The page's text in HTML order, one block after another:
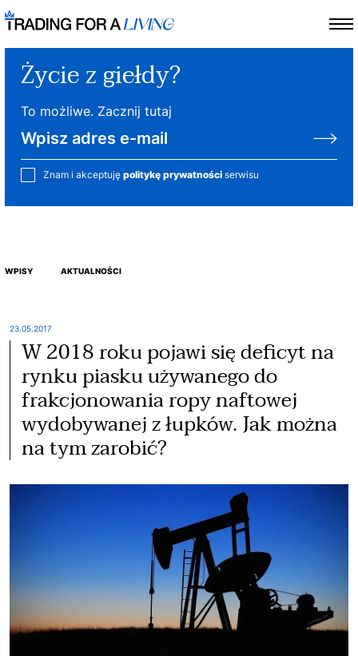
Życie z giełdy?
To możliwe. Zacznij tutaj
Znam i akceptuję politykę prywatności serwisu
WPISY AKTUALNOŚCI
23.05.2017
W 2018 roku pojawi się deficyt na
rynku piasku używanego do
frakcjonowania ropy naftowej
wydobywanej z łupków. Jak można
na tym zarobić?